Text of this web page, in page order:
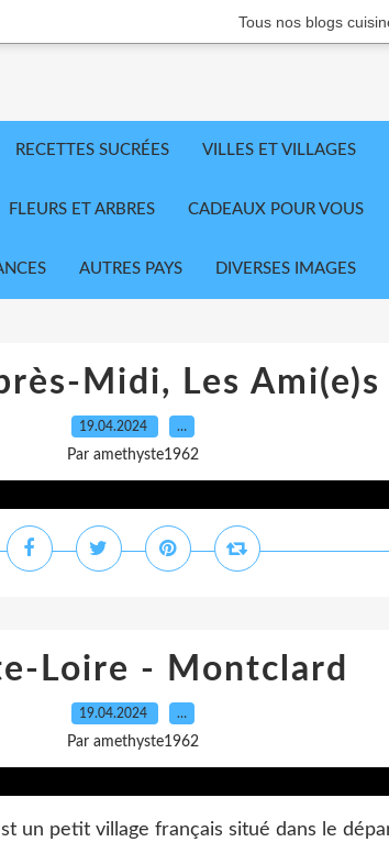
Tous nos blogs
RECETTES SUCRÉES VILLES ET VILLAGES
FLEURS ET ARBRES CADEAUX POUR VOUS
AUTRES PAYS DIVERSES IMAGES
Midi, Les Ami(e)s
19.04.2024 …
Par amethyste1962
Loire - Montclard
19.04.2024 …
Par amethyste1962
un petit village français situé dans le